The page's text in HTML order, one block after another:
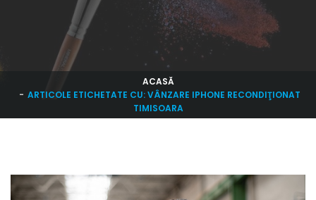
ACASĂ
ARTICOLE ETICHETATE CU: VÂNZARE IPHONE RECONDIŢIONAT
TIMISOARA